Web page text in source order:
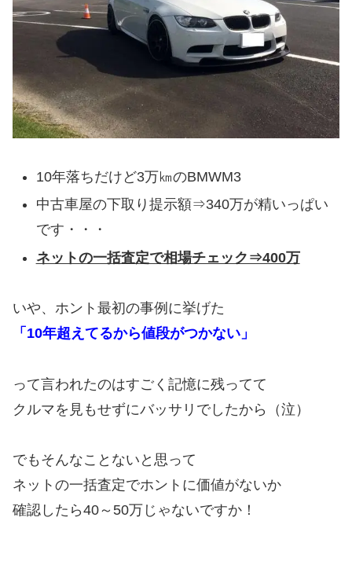
10年落ちだけど3万㎞のBMWM3
中古車屋の下取り提示額⇒340万が精いっぱい
です・・・
ネットの一括査定で相場チェック⇒400万
いや、ホント最初の事例に挙げた
「10年超えてるから値段がつかない」
って言われたのはすごく記憶に残ってて
クルマを見もせずにバッサリでしたから（泣）
でもそんなことないと思って
ネットの一括査定でホントに価値がないか
確認したら40～50万じゃないですか！